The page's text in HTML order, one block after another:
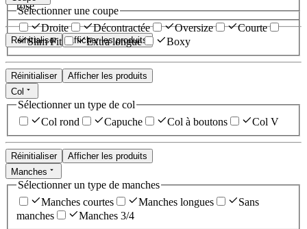
rose
Réinitialiser Afficher les produits
Sélectionner une coupe
Droite
Décontractée Oversize
Courte
Slim Fit
Extra longue Boxy
Réinitialiser
Afficher les produits
Col
Sélectionner un type de col
Col rond
Capuche Col à boutons Col V
Réinitialiser
Afficher les produits
Manches
Sélectionner un type de manches
Manches courtes
Manches longues
Sans
manches
Manches 3/4